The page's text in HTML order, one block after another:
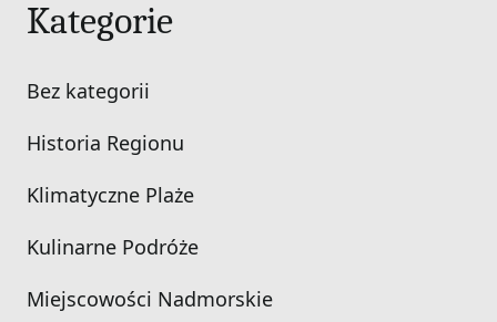
Kategorie
Bez kategorii
Historia Regionu
Klimatyczne Plaże
Kulinarne Podróże
Miejscowości Nadmorskie